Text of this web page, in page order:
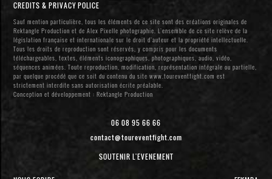
CREDITS & PRIVACY POLICE
Sauf mention particulière, tous les éléments de ce site sont des créations originales de
Rektangle Production et de Alex Pixelle photographie. L’ensemble de ce site relève de la
législation française et internationale sur le droit d’auteur et la propriété intellectuelle.
Tous les droits de reproduction sont réservés, y compris pour les documents
téléchargeables, textes, éléments iconographiques, photographiques, audio, vidéo,
séquences animées. Toute reproduction, modification, représentation intégrale ou partielle,
par quelque procédé que ce soit du contenu du site www.toureventfight.com est
strictement interdite sans autorisation écrite préalable.
Conception et développement : Rektangle Production
06 08 95 66 66
contact@toureventfight.com
SOUTENIR L'EVENEMENT